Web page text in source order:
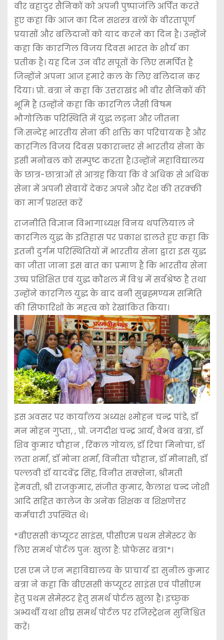
वीर बहादुर सैनिकों को अपनी पुष्पाजंलि अर्पित करते
हुए कहा कि आज का दिन सशस्त्र बलों के वीरतापूर्ण
प्रयासों और बलिदानों को याद करने का दिन है। उन्होंने
कहा कि कारगिल विजय दिवस भारत के शौर्य का
प्रतीक है। यह दिन उन वीर सपूतों के लिए समर्पित है
जिन्होंने अपना आज हमारे कल के लिए बलिदान कर
दिया। प्रो. बत्रा ने कहा कि उत्तराखंड भी वीर सैनिकों की
भूमि है lउन्होंने कहा कि कारगिल जैसी विषम
भौगोलिक परिस्थिति में युद्ध लड़ना और जीतना
निःसन्देह भारतीय सेना की शक्ति का परिचायक है और
कारगिल विजय दिवस प्रकारान्तर से भारतीय सेना के
इसी मनोबल को सम्पुष्ट करता है।उन्होंने महाविद्यालय
के छात्र-छात्राओं से आग्रह किया कि वे अधिक से अधिक
सेना में अपनी सेवायें देकर अपने और देश की तरक्की
का मार्ग प्रशस्त करें
राजनीति विज्ञान विभागाध्यक्ष विनय थपलियाल ने
कारगिल युद्ध के इतिहास पर प्रकाश डालते हुए कहा कि
इतनी दुर्गम परिस्थितियों में भारतीय सेना द्वारा इस युद्ध
का जीता जाना इस बात का प्रमाण है कि भारतीय सेना
उच्च प्रशिक्षित एवं युद्ध कौशल में विश्व में सर्वश्रेष्ठ है तथा
उन्होंने कारगिल युद्ध के बाद बनी सुब्रह्मण्यम समिति
की सिफारिशों के महत्व को रेखांकित किया।
इस अवसर पर कार्यालय अध्यक्ष श्मोहन चन्द्र पांडे, डॉ
मन मोहन गुप्ता, , प्रो. जगदीश चन्द्र आर्य, वैभव बत्रा, डॉ
शिव कुमार चौहान , रिंकल गोयल, डॉ रिचा मिनोचा, डॉ
लता शर्मा, डॉ मोना शर्मा, विनीता चौहान, डॉ मीनाक्षी, डॉ
पल्लवी डॉ यादवेंद्र सिंह, विनीत सक्सेना, श्रीमती
हेमवती, श्री राजकुमार, संजीत कुमार, कैलाश चन्द जोशी
आदि सहित कालेज के अनेक शिक्षक व शिक्षणेत्तर
कर्मचारी उपस्थित थे।
*बीएससी कंप्यूटर साइंस, पीसीएम प्रथम सेमेस्टर के
लिए समर्थ पोर्टल पुनः खुला है: प्रोफेसर बत्रा*।
एस एम जे एन महाविद्यालय के प्राचार्य डा सुनील कुमार
बत्रा ने कहा कि बीएससी कंप्यूटर साइंस एवं पीसीएम
हेतु प्रथम सेमेस्टर हेतु समर्थ पोर्टल खुला है। इच्छुक
अभ्यर्थी यथा शीघ्र समर्थ पोर्टल पर रजिस्ट्रेशन सुनिश्चित
करें।